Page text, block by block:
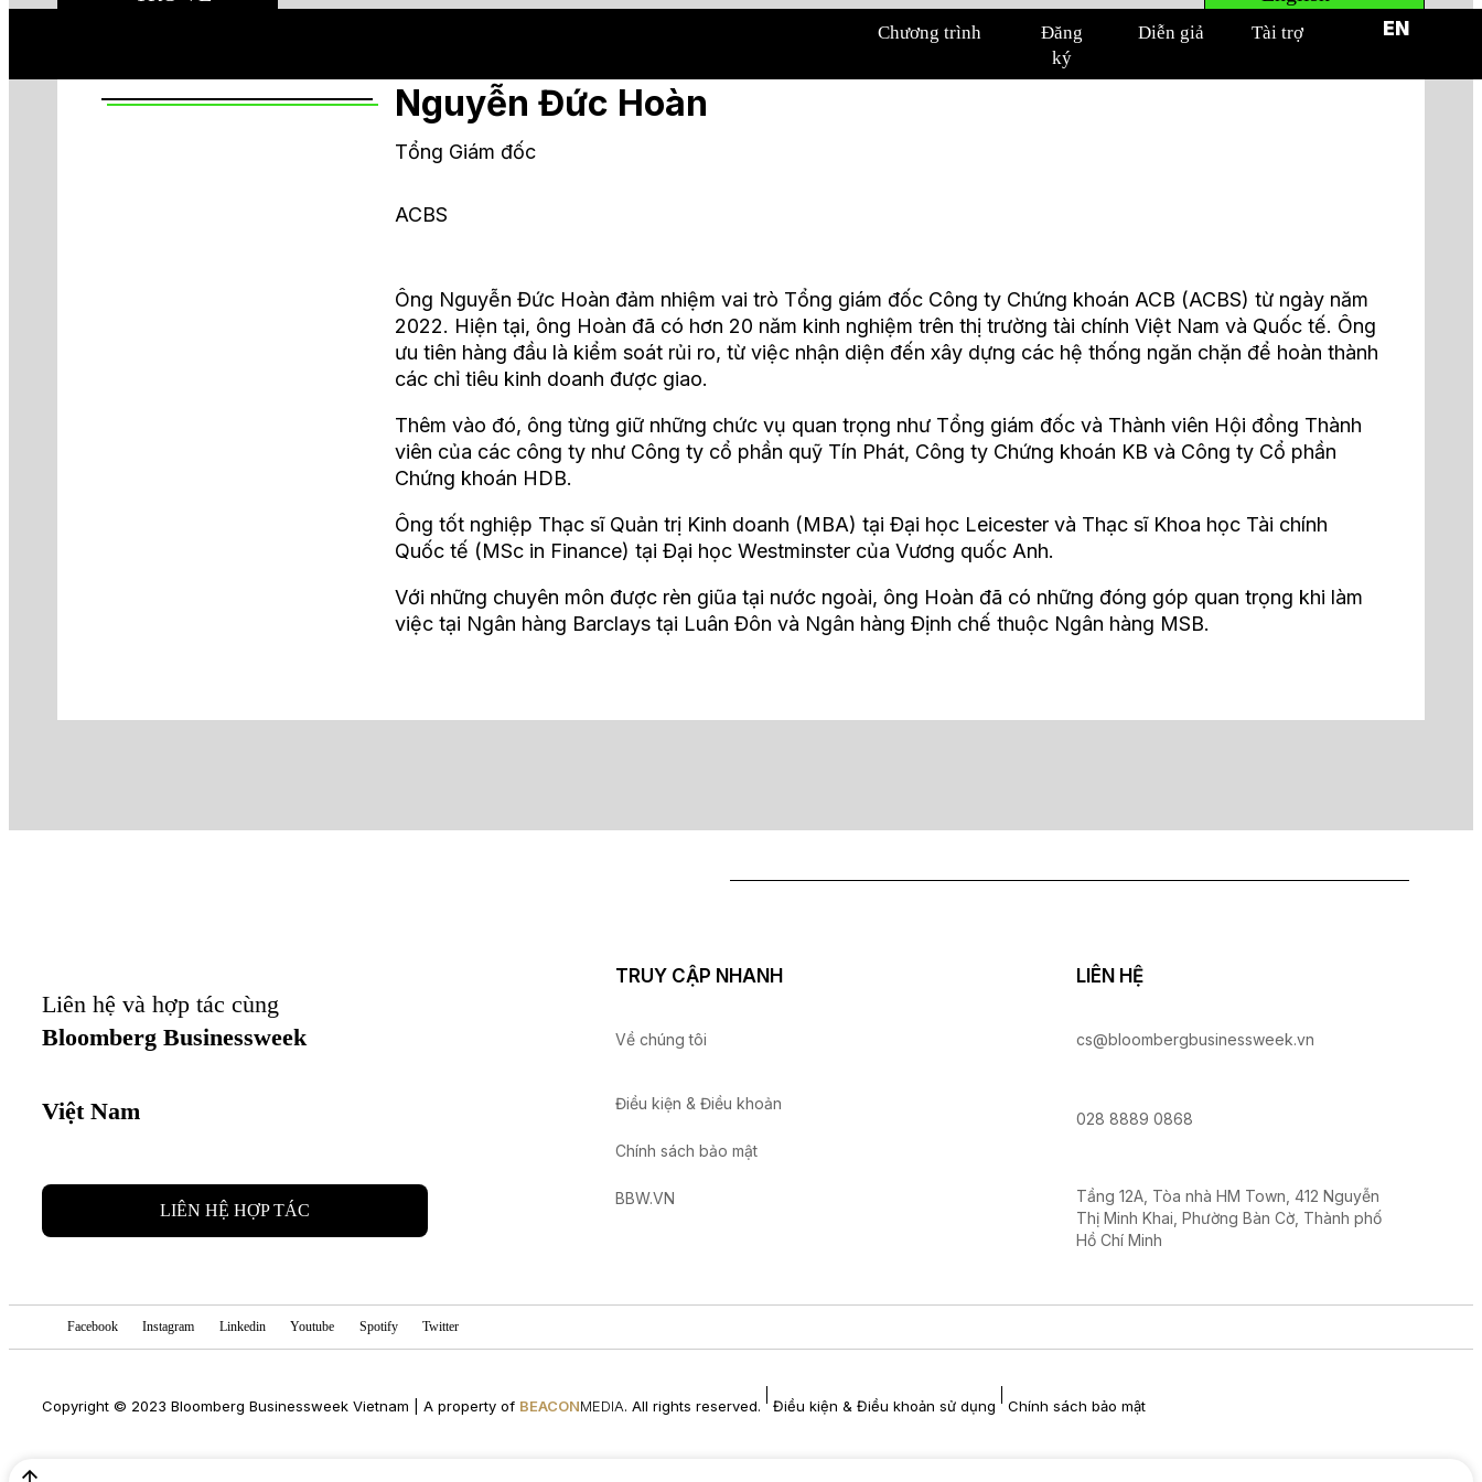
Chương trình
Đăng
ký
Diễn giả Tài trợ EN
Nguyễn Đức Hoàn
Tổng Giám đốc
ACBS
Ông Nguyễn Đức Hoàn đảm nhiệm vai trò Tổng giám đốc Công ty Chứng khoán ACB (ACBS) từ ngày năm
2022. Hiện tại, ông Hoàn đã có hơn 20 năm kinh nghiệm trên thị trường tài chính Việt Nam và Quốc tế. Ông
ưu tiên hàng đầu là kiểm soát rủi ro, từ việc nhận diện đến xây dựng các hệ thống ngăn chặn để hoàn thành
các chỉ tiêu kinh doanh được giao.
Thêm vào đó, ông từng giữ những chức vụ quan trọng như Tổng giám đốc và Thành viên Hội đồng Thành
viên của các công ty như Công ty cổ phần quỹ Tín Phát, Công ty Chứng khoán KB và Công ty Cổ phần
Chứng khoán HDB.
Ông tốt nghiệp Thạc sĩ Quản trị Kinh doanh (MBA) tại Đại học Leicester và Thạc sĩ Khoa học Tài chính
Quốc tế (MSc in Finance) tại Đại học Westminster của Vương quốc Anh.
Với những chuyên môn được rèn giũa tại nước ngoài, ông Hoàn đã có những đóng góp quan trọng khi làm
việc tại Ngân hàng Barclays tại Luân Đôn và Ngân hàng Định chế thuộc Ngân hàng MSB.
Liên hệ và hợp tác cùng
Bloomberg Businessweek
Việt Nam
LIÊN HỆ HỢP TÁC
TRUY CẬP NHANH
Về chúng tôi
Điều kiện & Điều khoản
Chính sách bảo mật
BBW.VN
LIÊN HỆ
cs@bloombergbusinessweek.vn
028 8889 0868
Tầng 12A, Tòa nhà HM Town, 412 Nguyễn
Thị Minh Khai, Phường Bàn Cờ, Thành phố
Hồ Chí Minh
Facebook Instagram Linkedin Youtube Spotify Twitter
Copyright © 2023 Bloomberg Businessweek Vietnam | A property of BEACONMEDIA. All rights reserved. Điều kiện & Điều khoản sử dụng Chính sách bảo mật